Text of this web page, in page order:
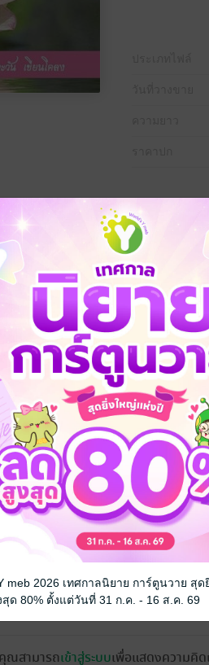
หน้าที่" ที่ "น่าทำ" ของตัวเองอย่างเต็ม
มาร่วมกันสร้างสรรค์สังคมและโลกที่น่า
นี้เถิด..."
รีเกษ(ตามตะวัน)
คุณสามารถเข้าสู่ระบบเพื่อแสดงความคิด
meb 2026 เทศกาลนิยาย การ์ตูนวาย สุ
ด 80% ตั้งแต่วันที่ 31 ก.ค. - 16 ส.ค. 69